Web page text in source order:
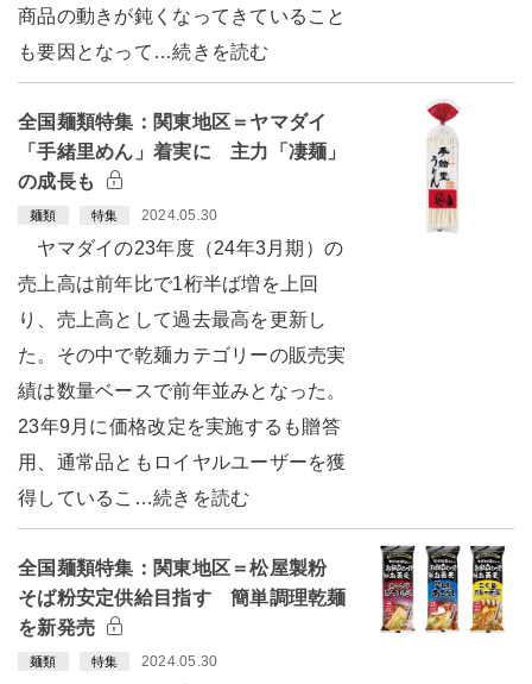
商品の動きが鈍くなってきていること
も要因となって…続きを読む
全国麺類特集：関東地区＝ヤマダイ
「手緒里めん」着実に 主力「凄麺」
の成長も
麺類 特集 2024.05.30
ヤマダイの23年度（24年3月期）の
売上高は前年比で1桁半ば増を上回
り、売上高として過去最高を更新し
た。その中で乾麺カテゴリーの販売実
績は数量ベースで前年並みとなった。
23年9月に価格改定を実施するも贈答
用、通常品ともロイヤルユーザーを獲
得しているこ…続きを読む
全国麺類特集：関東地区＝松屋製粉
そば粉安定供給目指す 簡単調理乾麺
を新発売
麺類 特集 2024.05.30